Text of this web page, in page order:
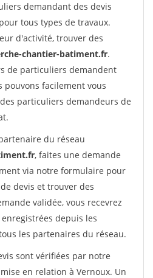
demandant des devis
tous types de travaux.
d'activité, trouver des
chantier-batiment.fr.
de particuliers demandent
pouvons facilement vous
particuliers demandeurs de
du réseau
, faites une demande
via notre formulaire pour
devis et trouver des
validée, vous recevrez
depuis les
les partenaires du réseau.
sont vérifiées par notre
en relation à Vernoux. Un